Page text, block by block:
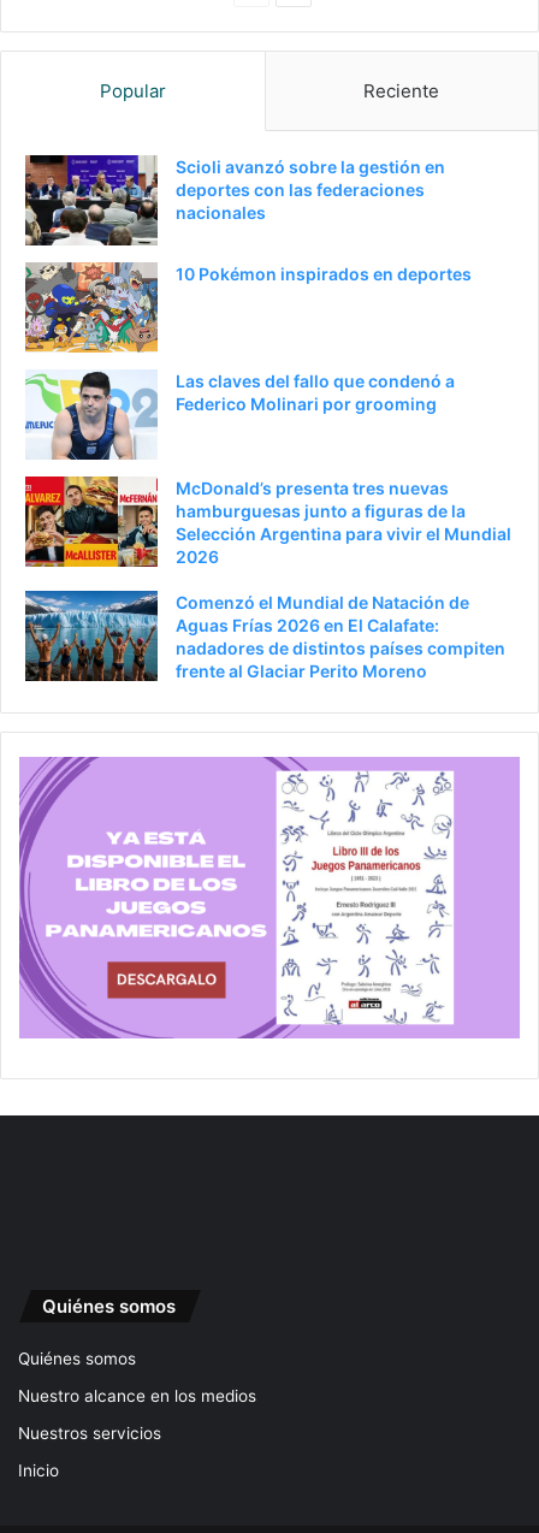
Popular Reciente
Scioli avanzó sobre la gestión en
deportes con las federaciones
nacionales
10 Pokémon inspirados en deportes
Las claves del fallo que condenó a
Federico Molinari por grooming
McDonald’s presenta tres nuevas
hamburguesas junto a figuras de la
Selección Argentina para vivir el Mundial
2026
Comenzó el Mundial de Natación de
Aguas Frías 2026 en El Calafate:
nadadores de distintos países compiten
frente al Glaciar Perito Moreno
Quiénes somos
Quiénes somos
Nuestro alcance en los medios
Nuestros servicios
Inicio